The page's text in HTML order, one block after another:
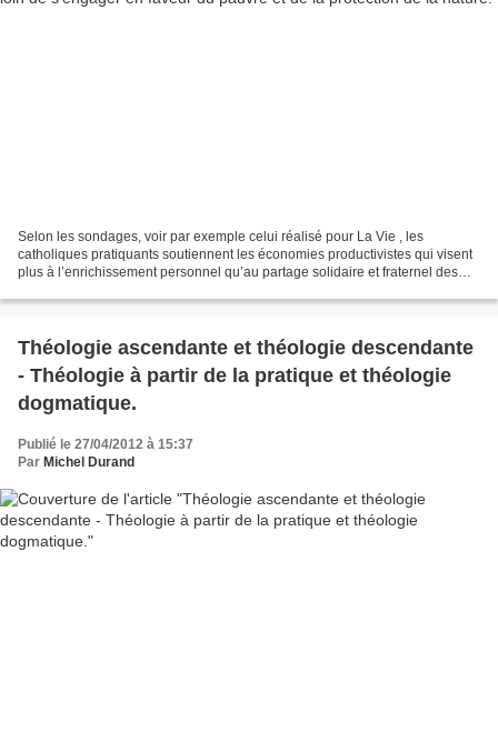
Selon les sondages, voir par exemple celui réalisé pour La Vie , les
catholiques pratiquants soutiennent les économies productivistes qui visent
plus à l’enrichissement personnel qu’au partage solidaire et fraternel des
Théologie ascendante et théologie descendante
- Théologie à partir de la pratique et théologie
dogmatique.
Publié le 27/04/2012 à 15:37
Par Michel Durand